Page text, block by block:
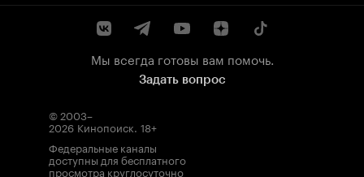
Мы всегда готовы вам помочь.
Задать вопрос
© 2003–
2026 Кинопоиск. 18+
Федеральные каналы
доступны для бесплатного
просмотра круглосуточно